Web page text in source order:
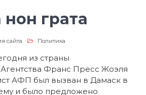
грата
сайта Политика
из страны
Франс Пресс Жоэля
АФП был вызван в Дамаск в
и было предложено